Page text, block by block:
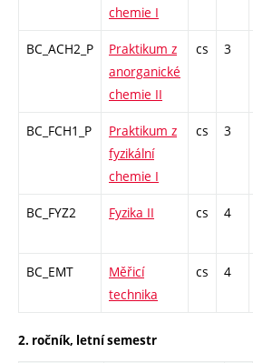
chemie I
BC_ACH2_P
Praktikum z
anorganické
chemie II
cs 3
BC_FCH1_P
Praktikum z
fyzikální
chemie I
cs 3
BC_FYZ2 Fyzika II cs 4
BC_EMT
Měřicí
technika
cs 4
2. ročník, letní semestr